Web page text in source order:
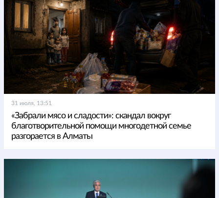
31 июля, 13:51
«Забрали мясо и сладости»: скандал вокруг
благотворительной помощи многодетной семье
разгорается в Алматы